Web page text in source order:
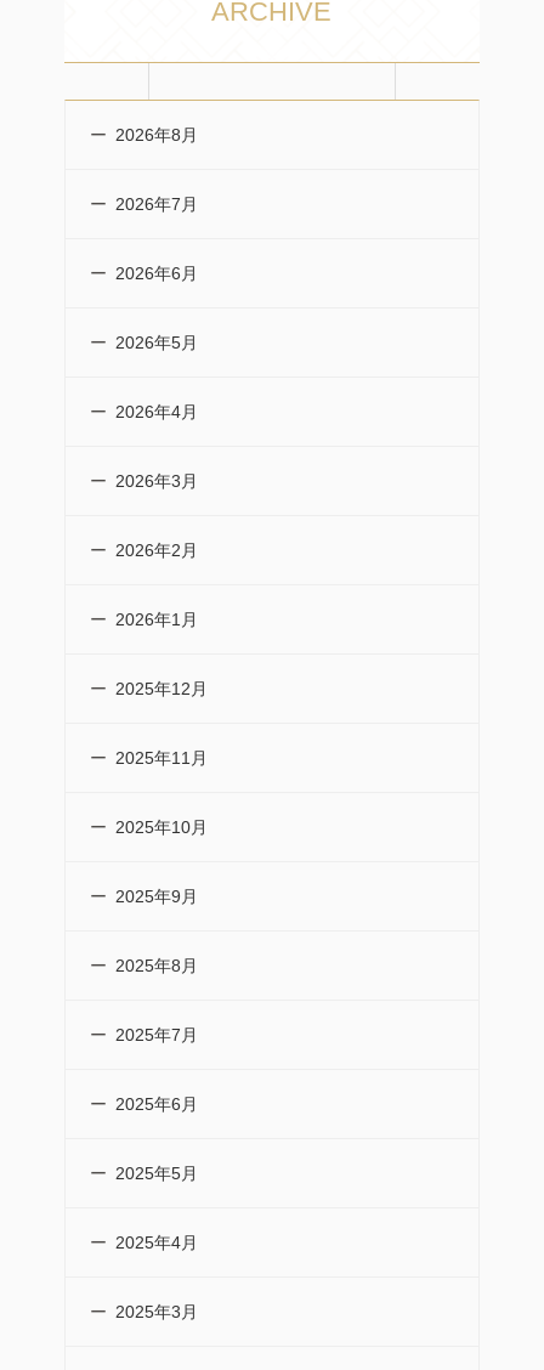
ARCHIVE
2026年8月
2026年7月
2026年6月
2026年5月
2026年4月
2026年3月
2026年2月
2026年1月
2025年12月
2025年11月
2025年10月
2025年9月
2025年8月
2025年7月
2025年6月
2025年5月
2025年4月
2025年3月